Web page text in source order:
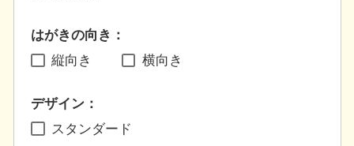
はがきの向き：
縦向き
横向き
デザイン：
スタンダード